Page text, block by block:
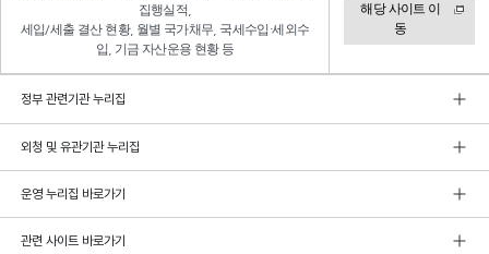
집행실적,
세입/세출 결산 현황, 월별 국가채무, 국세수입·세외수
입, 기금 자산운용 현황 등
해당 사이트 이
동
정부 관련기관 누리집
외청 및 유관기관 누리집
운영 누리집 바로가기
관련 사이트 바로가기